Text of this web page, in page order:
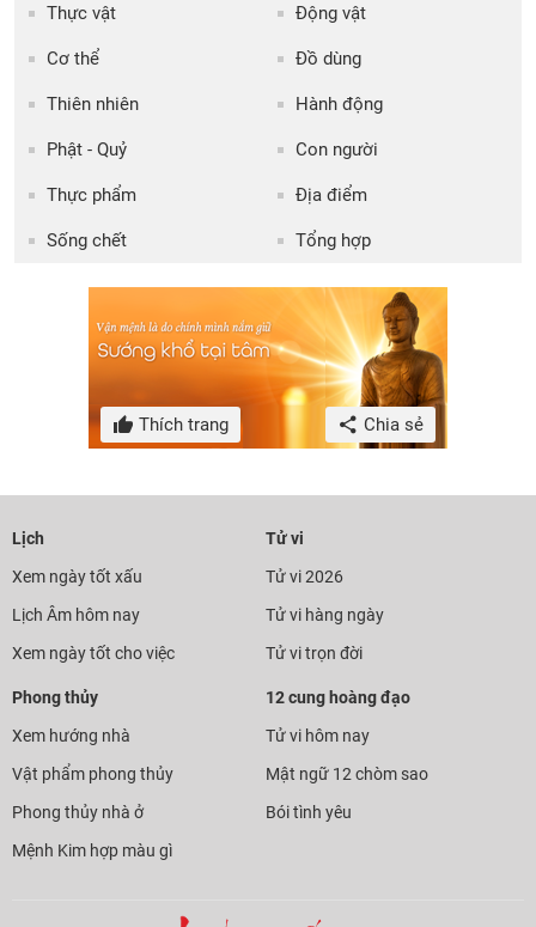
Thực vật Động vật
Cơ thể Đồ dùng
Thiên nhiên Hành động
Phật - Quỷ Con người
Thực phẩm Địa điểm
Sống chết Tổng hợp
Thích trang Chia sẻ
Lịch
Xem ngày tốt xấu
Lịch Âm hôm nay
Xem ngày tốt cho việc
Tử vi
Tử vi 2026
Tử vi hàng ngày
Tử vi trọn đời
Phong thủy
Xem hướng nhà
Vật phẩm phong thủy
Phong thủy nhà ở
Mệnh Kim hợp màu gì
12 cung hoàng đạo
Tử vi hôm nay
Mật ngữ 12 chòm sao
Bói tình yêu